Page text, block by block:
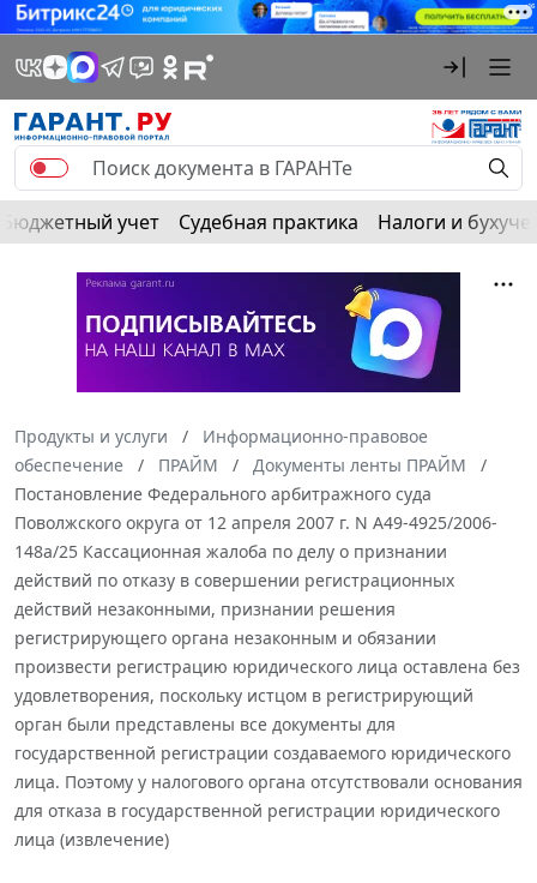
Бюджетный учет Судебная практика Налоги и
Продукты и услуги
Информационно-правовое
обеспечение
ПРАЙМ
Документы ленты ПРАЙМ
Постановление Федерального арбитражного суда
Поволжского округа от 12 апреля 2007 г. N А49-4925/2006-
148а/25 Кассационная жалоба по делу о признании
действий по отказу в совершении регистрационных
действий незаконными, признании решения
регистрирующего органа незаконным и обязании
произвести регистрацию юридического лица оставлена без
удовлетворения, поскольку истцом в регистрирующий
орган были представлены все документы для
государственной регистрации создаваемого юридического
лица. Поэтому у налогового органа отсутствовали основания
для отказа в государственной регистрации юридического
лица (извлечение)